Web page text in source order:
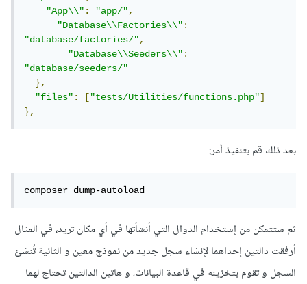
"App\\": "app/",
"Database\\Factories\\":
"database/factories/",
"Database\\Seeders\\":
"database/seeders/"
},
"files": ["tests/Utilities/functions.php"]
},
بعد ذلك قم بتنفيذ أمر:
composer dump-autoload
ثم ستتمكن من إستخدام الدوال التي أنشأتها في أي مكان تريد، في المثال
أرفقت دالتين إحداهما لإنشاء سجل جديد من نموذج معين و الثانية تُنشئ
السجل و تقوم بتخزينه في قاعدة البيانات، و هاتين الدالتين تحتاج لهما